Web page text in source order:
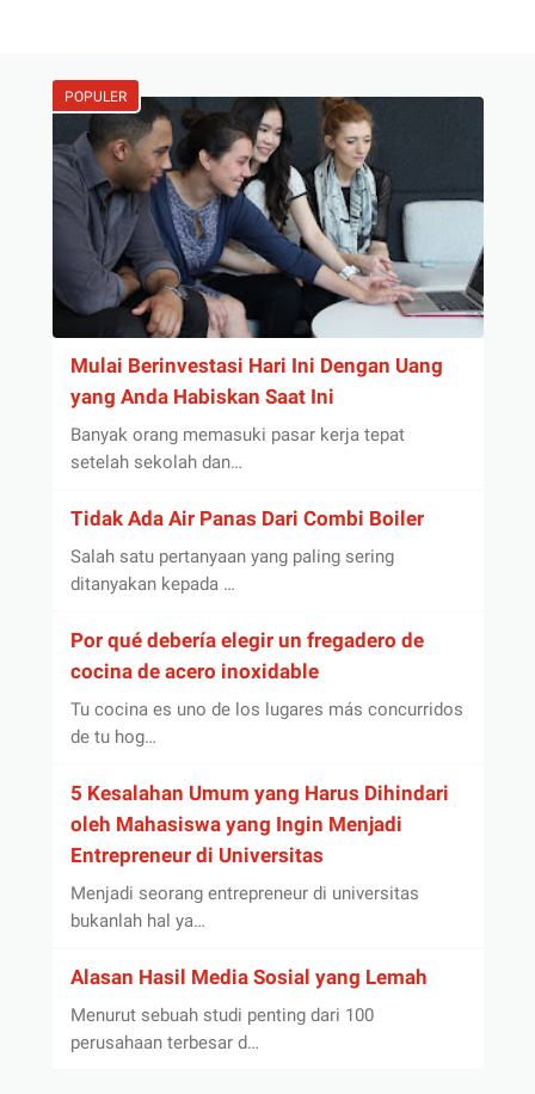
POPULER
Mulai Berinvestasi Hari Ini Dengan Uang
yang Anda Habiskan Saat Ini
Banyak orang memasuki pasar kerja tepat
setelah sekolah dan…
Tidak Ada Air Panas Dari Combi Boiler
Salah satu pertanyaan yang paling sering
ditanyakan kepada …
Por qué debería elegir un fregadero de
cocina de acero inoxidable
Tu cocina es uno de los lugares más concurridos
de tu hog…
5 Kesalahan Umum yang Harus Dihindari
oleh Mahasiswa yang Ingin Menjadi
Entrepreneur di Universitas
Menjadi seorang entrepreneur di universitas
bukanlah hal ya…
Alasan Hasil Media Sosial yang Lemah
Menurut sebuah studi penting dari 100
perusahaan terbesar d…